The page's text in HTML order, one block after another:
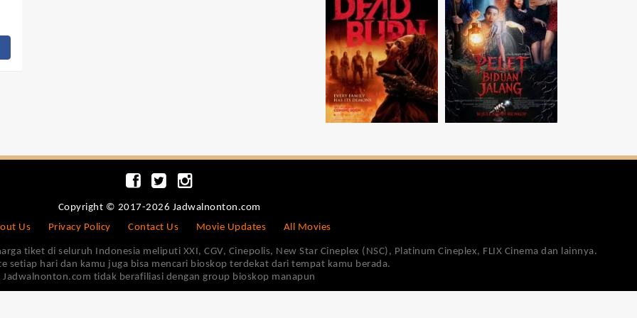
Copyright © 2017-2026 Jadwalnonton.com
Us
Privacy Policy Contact Us Movie Updates All Movies
tiket di seluruh Indonesia meliputi XXI, CGV, Cinepolis, New Star Cineplex (NSC), Platinum Cineplex, FLIX Cinema dan lainnya.
setiap hari dan kamu juga bisa mencari bioskop terdekat dari tempat kamu berada.
Jadwalnonton.com tidak berafiliasi dengan group bioskop manapun